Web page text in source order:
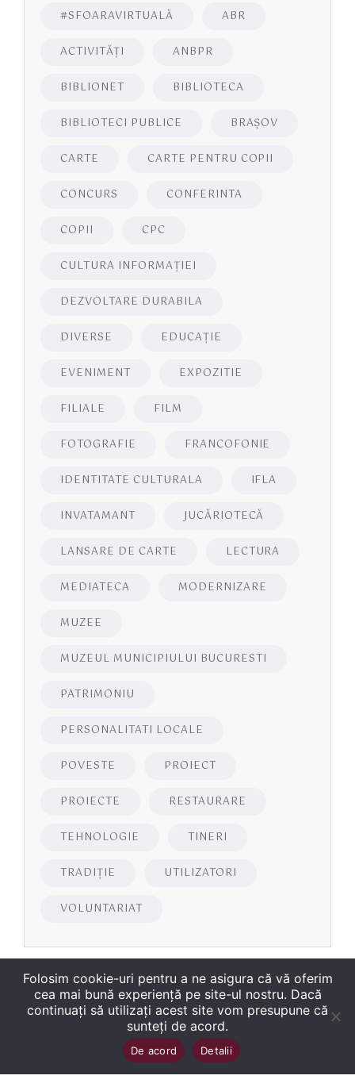
#SFOARAVIRTUALĂ ABR
ACTIVITĂŢI ANBPR
BIBLIONET BIBLIOTECA
BIBLIOTECI PUBLICE BRAŞOV
CARTE CARTE PENTRU COPII
CONCURS CONFERINTA
COPII CPC
CULTURA INFORMAŢIEI
DEZVOLTARE DURABILA
DIVERSE EDUCAŢIE
EVENIMENT EXPOZITIE
FILIALE FILM
FOTOGRAFIE FRANCOFONIE
IDENTITATE CULTURALA IFLA
INVATAMANT JUCĂRIOTECĂ
LANSARE DE CARTE LECTURA
MEDIATECA MODERNIZARE
MUZEE
MUZEUL MUNICIPIULUI BUCURESTI
PATRIMONIU
PERSONALITATI LOCALE
POVESTE PROIECT
PROIECTE RESTAURARE
TEHNOLOGIE TINERI
TRADIȚIE UTILIZATORI
VOLUNTARIAT
2026Biblioteca Județeană
„George Bariţiu‟ Braşov. Toate drepturile sunt
Folosim cookie-uri pentru a ne asigura că vă oferim
cea mai bună experiență pe site-ul nostru. Dacă
continuați să utilizați acest site vom presupune că
sunteți de acord.
De acord Detalii